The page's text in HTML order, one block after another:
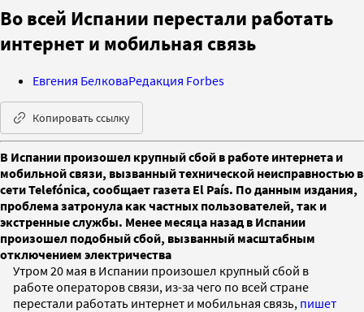
Во всей Испании перестали работать
интернет и мобильная связь
Евгения БелковаРедакция Forbes
Копировать ссылку
В Испании произошел крупный сбой в работе интернета и
мобильной связи, вызванный технической неисправностью в
сети Telefónica, сообщает газета El País. По данным издания,
проблема затронула как частных пользователей, так и
экстренные службы. Менее месяца назад в Испании
произошел подобный сбой, вызванный масштабным
отключением электричества
Утром 20 мая в Испании произошел крупный сбой в
работе операторов связи, из-за чего по всей стране
перестали работать интернет и мобильная связь, пишет